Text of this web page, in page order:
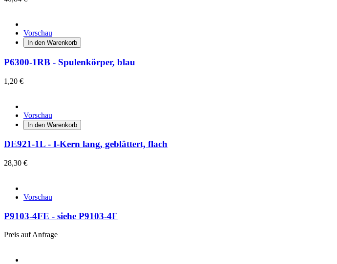
Vorschau
In den Warenkorb
P6300-1RB - Spulenkörper, blau
1,20 €
Vorschau
In den Warenkorb
DE921-1L - I-Kern lang, geblättert, flach
28,30 €
Vorschau
P9103-4FE - siehe P9103-4F
Preis auf Anfrage